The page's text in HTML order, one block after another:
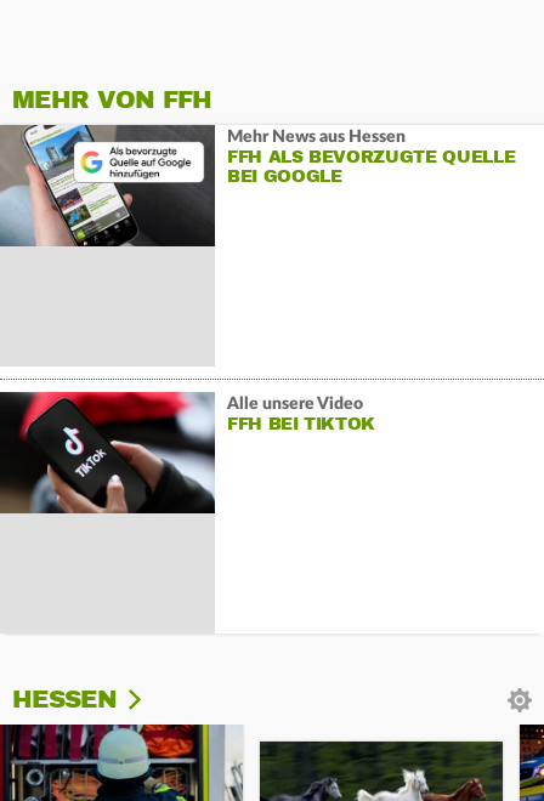
MEHR VON FFH
Mehr News aus Hessen
FFH ALS BEVORZUGTE QUELLE
BEI GOOGLE
Alle unsere Video
FFH BEI TIKTOK
HESSEN